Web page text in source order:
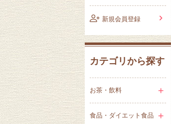
新規会員登録
カテゴリから探す
お茶・飲料
食品・ダイエット食品